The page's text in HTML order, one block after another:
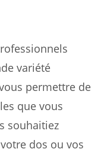
variété
permettre de
que vous
souhaitiez
dos ou vos